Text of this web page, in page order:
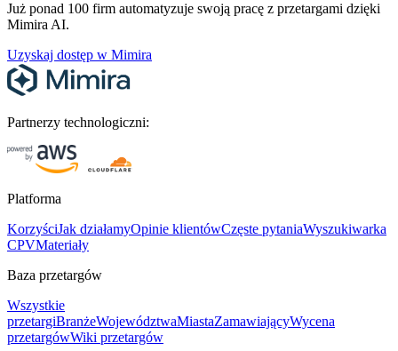
Już ponad 100 firm automatyzuje swoją pracę z przetargami dzięki
Mimira AI.
Uzyskaj dostęp w Mimira
Partnerzy technologiczni:
Platforma
KorzyściJak działamyOpinie klientówCzęste pytaniaWyszukiwarka
CPVMateriały
Baza przetargów
Wszystkie
przetargiBranżeWojewództwaMiastaZamawiającyWycena
przetargówWiki przetargów